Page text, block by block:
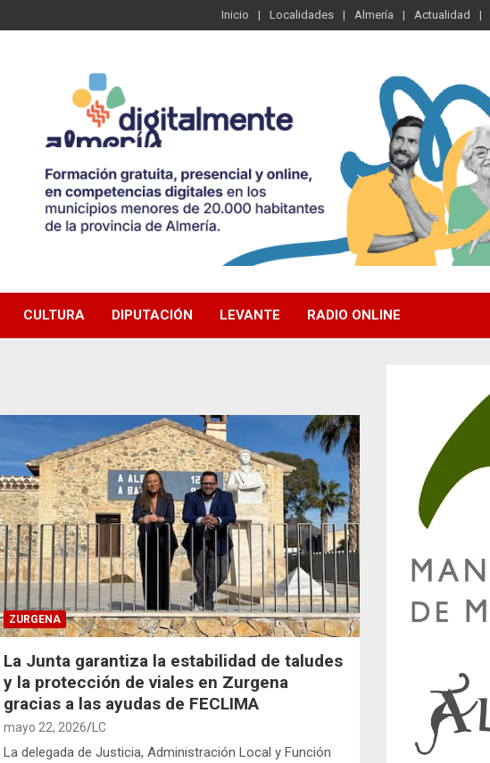
Inicio Localidades Almería Actualidad
CULTURA DIPUTACIÓN LEVANTE RADIO ONLINE
ZURGENA
La Junta garantiza la estabilidad de taludes
y la protección de viales en Zurgena
gracias a las ayudas de FECLIMA
mayo 22, 2026 LC
La delegada de Justicia, Administración Local y Función